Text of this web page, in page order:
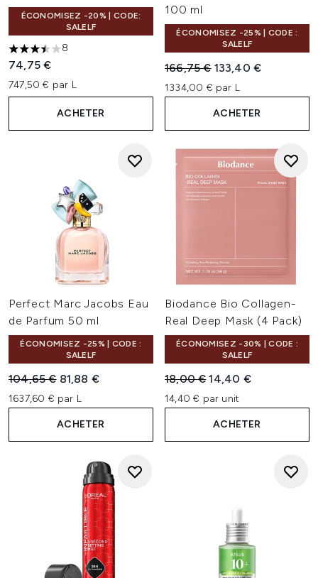
ÉCONOMISEZ -20% | CODE:
SALELF
3.5 étoiles sur un maximum de 5
8
74,75 €
747,50 € par L
ACHETER
100 ml
ÉCONOMISEZ -25% | CODE :
SALELF
Prix de vente :
166,75 € Prix ​​actuel :
133,40 €
1334,00 € par L
ACHETER
Perfect Marc Jacobs Eau
de Parfum 50 ml
ÉCONOMISEZ -25% | CODE :
SALELF
Prix de vente :
104,65 € Prix ​​actuel :
81,88 €
1637,60 € par L
ACHETER
Biodance Bio Collagen-
Real Deep Mask (4 Pack)
ÉCONOMISEZ -30% | CODE :
SALELF
Prix de vente :
18,00 €Prix ​​actuel :
14,40 €
14,40 € par unit
ACHETER